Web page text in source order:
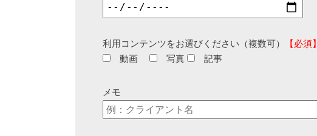
利用コンテンツをお選びください（複数可）
【必須】
動画
写真 記事
メモ